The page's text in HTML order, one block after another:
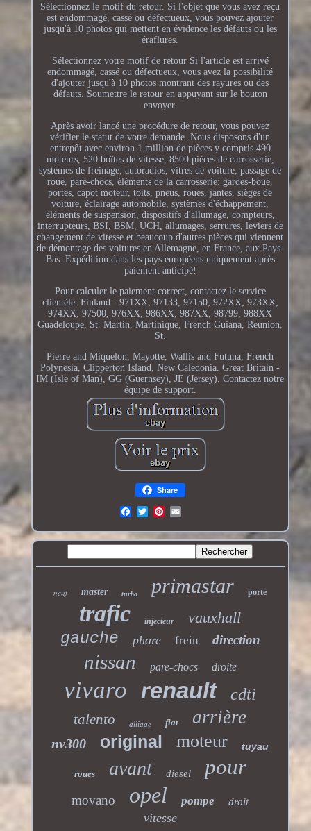
Sélectionnez le motif du retour. Si l'objet que vous avez reçu
est endommagé, cassé ou défectueux, vous pouvez ajouter
jusqu'à 10 photos qui mettent en évidence les défauts ou les
éraflures.
Sélectionnez votre motif de retour Si l'article est arrivé
endommagé, cassé ou défectueux, vous avez la possibilité
d'ajouter jusqu'à 10 photos montrant des rayures ou des
défauts. Soumettre le retour en appuyant sur le bouton
envoyer.
Après avoir lancé une procédure de retour, vous pouvez
vérifier le statut de votre demande. Nous disposons d'un
entrepôt avec environ 1 million de pièces y compris 490
moteurs, 520 boîtes de vitesse, 8500 pièces de carrosserie,
systèmes de freinage, autoradios, vitres de voiture, passage de
roue, pare-chocs, éléments de la carrosserie: gardes-boue,
portes, capot moteur, toits, pneus, roues, jantes, sièges de
voiture, éclairage automobile, systèmes d'échappement,
éléments de suspension, dispositifs d'allumage, compteurs,
interrupteurs, BSI, BSM, UCH, allumages, serrures, leviers de
changement de vitesse et beaucoup d'autres pièces qui viennent
de démontage des voitures en Allemagne, en France, aux Pays-
Bas. Expédition dans les pays européens uniquement après
paiement anticipé!
Pour calculer le paiement correct, contactez le service
clientèle. Finland - 971XX, 97133, 97150, 972XX, 973XX,
974XX, 97500, 976XX, 986XX, 987XX, 98799, 988XX
Guadeloupe, St. Martin, Martinique, French Guiana, Reunion,
St.
Pierre and Miquelon, Mayotte, Wallis and Futuna, French
Polynesia, Clipperton Island, New Caledonia. Great Britain -
IM (Isle of Man), GG (Guernsey), JE (Jersey). Contactez notre
équipe de support.
Share
neuf master turbo primastar porte
trafic injecteur vauxhall
gauche phare frein direction
nissan pare-chocs droite
vivaro renault cdti
talento alliage fiat arrière
nv300 original moteur tuyau
roues avant diesel pour
movano opel pompe droit
vitesse